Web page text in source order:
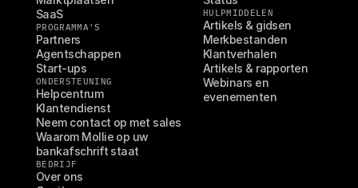
SaaS
PROGRAMMA'S
Partners
Agentschappen
Start-ups
ONDERSTEUNING
Helpcentrum
Klantendienst
Neem contact op met sales
Waarom Mollie op uw
bankafschrift staat
BEDRIJF
Over ons
HULPMIDDELEN
Artikels & gidsen
Merkbestanden
Klantverhalen
Artikels & rapporten
Webinars en
evenementen